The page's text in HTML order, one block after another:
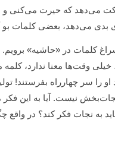
می‌دهد که حیرت می‌کنی و
می‌دهد، بعضی کلمات بو
کلمات در «حاشیه» برویم.
وقت‌ها معنا ندارد، کلمه
را سر چهارراه بفرستند!
نیست. آیا به این فکر
به نجات فکر کند؟ در واقع